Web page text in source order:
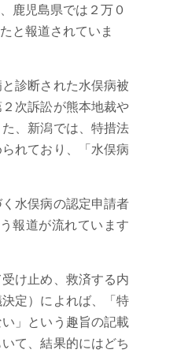
鹿児島県では２万０
と報道されていま
診断された水俣病被
次訴訟が熊本地裁や
、新潟では、特措法
れており、「水俣病
水俣病の認定申請者
報道が流れています
け止め、救済する内
定）によれば、「特
」という趣旨の記載
て、結果的にはどち